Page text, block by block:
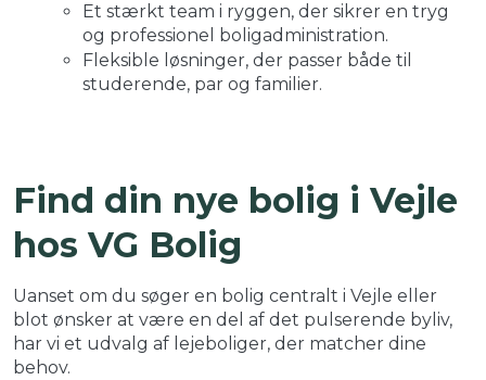
Et stærkt team i ryggen, der sikrer en tryg
og professionel boligadministration.
Fleksible løsninger, der passer både til
studerende, par og familier.
Find din nye bolig i Vejle
hos VG Bolig
Uanset om du søger en bolig centralt i Vejle eller
blot ønsker at være en del af det pulserende byliv,
har vi et udvalg af lejeboliger, der matcher dine
behov.